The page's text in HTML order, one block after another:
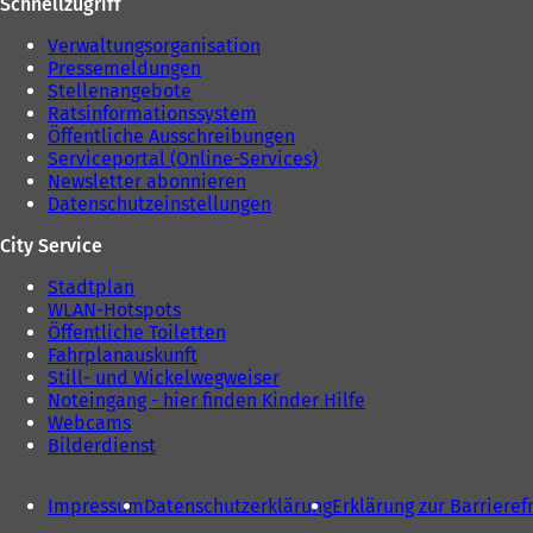
Verwaltungsorganisation
Pressemeldungen
Stellenangebote
Ratsinformationssystem
Öffentliche Ausschreibungen
Serviceportal (Online-Services)
Newsletter abonnieren
Datenschutzeinstellungen
City Service
Stadtplan
WLAN-Hotspots
Öffentliche Toiletten
Fahrplanauskunft
Still- und Wickelwegweiser
Noteingang - hier finden Kinder Hilfe
Webcams
Bilderdienst
ImpressumDatenschutzerklärungErklärung zur